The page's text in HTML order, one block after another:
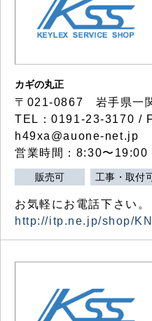
カギの丸正
〒021-0867 岩手県一
TEL：0191-23-3170 /
h49xa@auone-net.jp
営業時間：8:30〜19:00
販売可 工事・取付
お気軽にお電話下さい。
http://itp.ne.jp/shop/